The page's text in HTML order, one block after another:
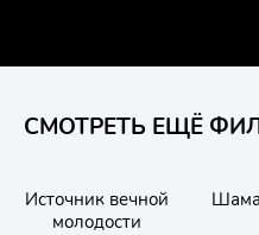
СМОТРЕТЬ ЕЩЁ
Источник вечной
молодости